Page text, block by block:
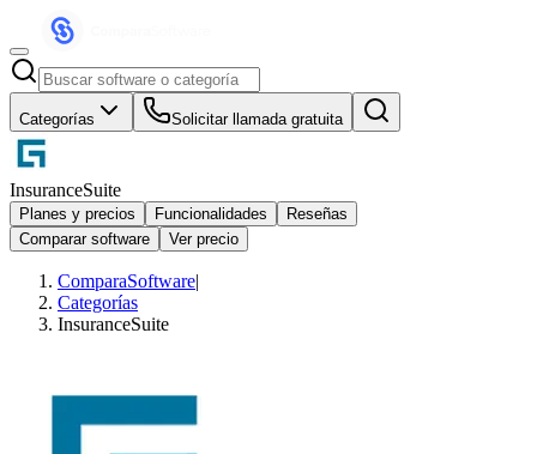
Categorías Solicitar llamada gratuita
InsuranceSuite
Planes y precios Funcionalidades
Reseñas
Comparar software
Ver precio
ComparaSoftware|
Categorías
InsuranceSuite